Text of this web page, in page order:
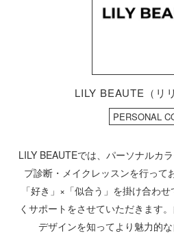
LILY BEAUTE（リ
PERSONAL
LILY BEAUTEでは、パーソナルカ
プ診断・メイクレッスンを行って
「好き」×「似合う」を掛け合わ
くサポートをさせていただきます
デザインを知ってより魅力的